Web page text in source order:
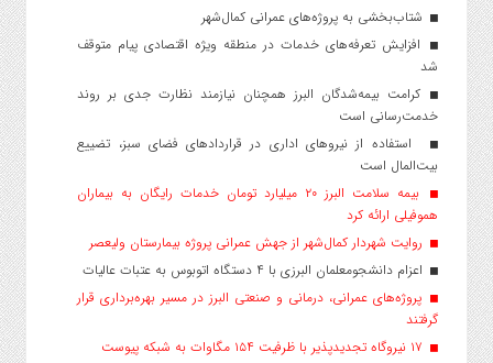
شتاب‌بخشی به پروژه‌های عمرانی کمال‌شهر
افزایش تعرفه‌های خدمات در منطقه ویژه اقتصادی پیام متوقف
شد
کرامت بیمه‌شدگان البرز همچنان نیازمند نظارت جدی بر روند
خدمت‌رسانی است
استفاده از نیروهای اداری در قراردادهای فضای سبز، تضییع
بیت‌المال است
بیمه سلامت البرز ۲۰ میلیارد تومان خدمات رایگان به بیماران
هموفیلی ارائه کرد
روایت شهردار کمال‌شهر از جهش عمرانی پروژه بیمارستان ولیعصر
اعزام دانشجو‌معلمان البرزی با ۴ دستگاه اتوبوس به عتبات عالیات
پروژه‌های عمرانی، درمانی و صنعتی البرز در مسیر بهره‌برداری قرار
گرفتند